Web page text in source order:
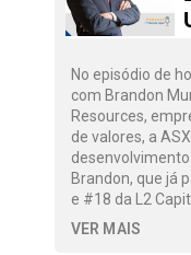
No episódio de
com Brandon
Resources,
de valores, a
desenvolvimento
Brandon, que já
e #18 da L2
VER MAIS